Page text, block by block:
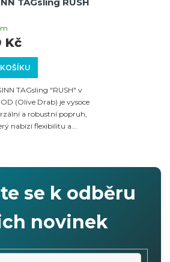
Kč
TAGsling "RUSH" v
(Olive Drab) je vysoce
a robustní popruh,
nabízí flexibilitu a...
se k odběru
novinek